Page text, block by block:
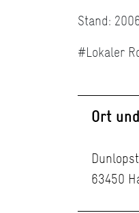
Stand:
#Lokaler
Ort
63450